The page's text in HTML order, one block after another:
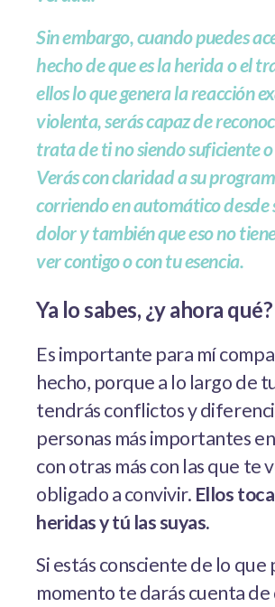
Sin embargo, cuando puedes
hecho de que es la herida o el
ellos lo que genera la reacción
violenta, serás capaz de
trata de ti no siendo suficiente
Verás con claridad a su
corriendo en automático desde
dolor y también que eso no
ver contigo o con tu esencia.
Ya lo sabes, ¿y ahora qué?
Es importante para mí
hecho, porque a lo largo de
tendrás conflictos y
personas más importantes
con otras más con las que te
obligado a convivir. Ellos
heridas y tú las suyas.
Si estás consciente de lo que
momento te darás cuenta de